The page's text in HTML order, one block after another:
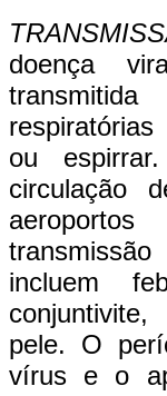
doença
ou
circulação
incluem
pele. O
vírus e o